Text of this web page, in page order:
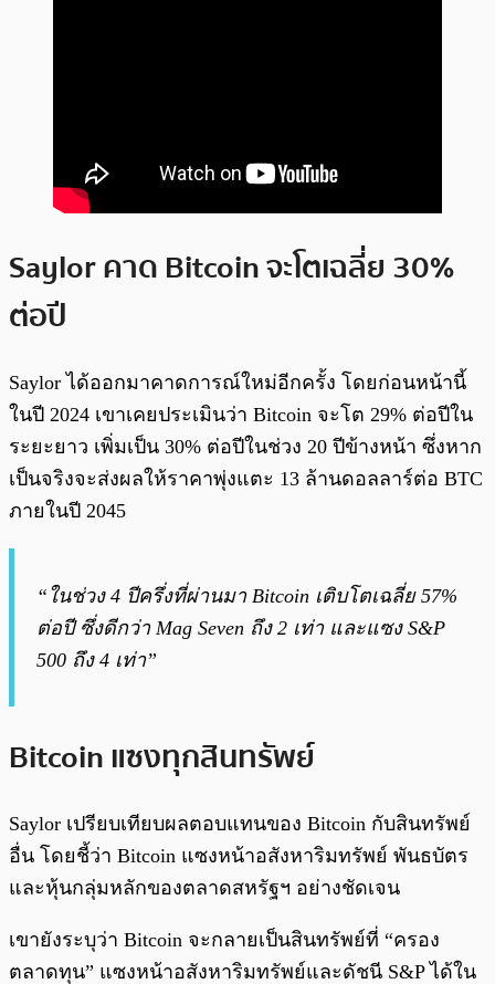
Saylor คาด Bitcoin จะโตเฉลี่ย 30%
ต่อปี
Saylor ได้ออกมาคาดการณ์ใหม่อีกครั้ง โดยก่อนหน้านี้
ในปี 2024 เขาเคยประเมินว่า Bitcoin จะโต 29% ต่อปีใน
ระยะยาว เพิ่มเป็น 30% ต่อปีในช่วง 20 ปีข้างหน้า ซึ่งหาก
เป็นจริงจะส่งผลให้ราคาพุ่งแตะ 13 ล้านดอลลาร์ต่อ BTC
ภายในปี 2045
“ในช่วง 4 ปีครึ่งที่ผ่านมา Bitcoin เติบโตเฉลี่ย 57%
ต่อปี ซึ่งดีกว่า Mag Seven ถึง 2 เท่า และแซง S&P
500 ถึง 4 เท่า”
Bitcoin แซงทุกสินทรัพย์
Saylor เปรียบเทียบผลตอบแทนของ Bitcoin กับสินทรัพย์
อื่น โดยชี้ว่า Bitcoin แซงหน้าอสังหาริมทรัพย์ พันธบัตร
และหุ้นกลุ่มหลักของตลาดสหรัฐฯ อย่างชัดเจน
เขายังระบุว่า Bitcoin จะกลายเป็นสินทรัพย์ที่ “ครอง
ตลาดทุน” แซงหน้าอสังหาริมทรัพย์และดัชนี S&P ได้ใน